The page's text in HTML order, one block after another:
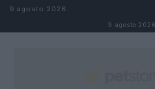
Saltar al contenido
9 agosto 2026
9 agosto 2026